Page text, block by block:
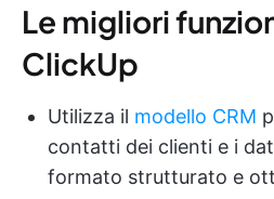
Le migliori
ClickUp
Utilizza il modello CRM
contatti dei clienti e i
formato strutturato e